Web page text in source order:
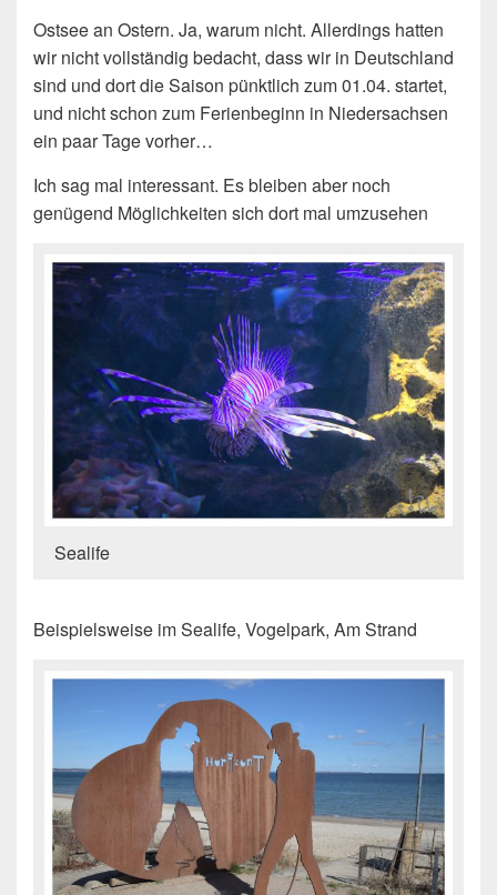
Ostsee an Ostern. Ja, warum nicht. Allerdings hatten
wir nicht vollständig bedacht, dass wir in Deutschland
sind und dort die Saison pünktlich zum 01.04. startet,
und nicht schon zum Ferienbeginn in Niedersachsen
ein paar Tage vorher…
Ich sag mal interessant. Es bleiben aber noch
genügend Möglichkeiten sich dort mal umzusehen
Sealife
Beispielsweise im Sealife, Vogelpark, Am Strand